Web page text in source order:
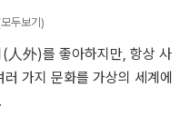
통솔하며 마지막까지 전선
병사들의 죽음과 탈영이 반
의 결단을 내린다. 어명만을
두보기)
人外)를 좋아하지만, 항상 사
가지 문화를 가상의 세계에